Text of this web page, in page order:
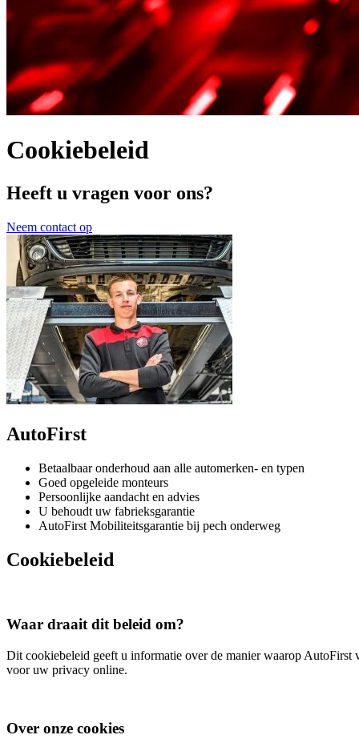
Cookiebeleid
Heeft u vragen voor ons?
Neem contact op
AutoFirst
Betaalbaar onderhoud aan alle automerken- en typen
Goed opgeleide monteurs
Persoonlijke aandacht en advies
U behoudt uw fabrieksgarantie
AutoFirst Mobiliteitsgarantie bij pech onderweg
Cookiebeleid
Waar draait dit beleid om?
Dit cookiebeleid geeft u informatie over de manier waarop AutoFirst
voor uw privacy online.
Over onze cookies